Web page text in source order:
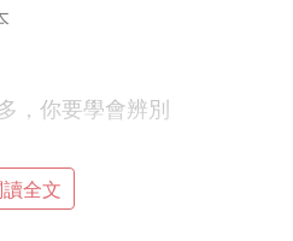
，你要學會辨別
全文